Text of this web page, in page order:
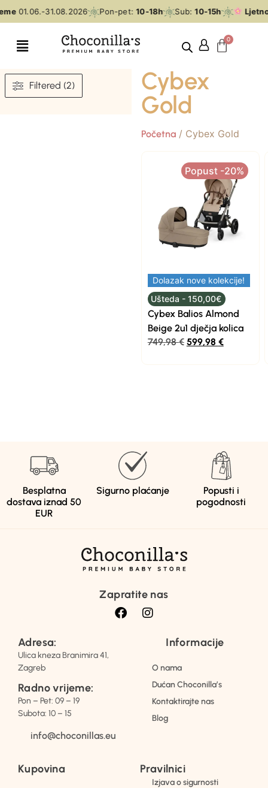
01.06.-31.08.2026 Pon-pet: 10-18h Sub: 10-15h
Filtered (2)
Cybex
Gold
Početna/ Cybex Gold
Popust -20%
Dolazak nove kolekcije!
Ušteda - 150,00€
Cybex Balios Almond
Beige 2u1 dječja kolica
749,98€ 599,98 €
Besplatna
dostava iznad 50
EUR
Sigurno plaćanje
Popusti i
pogodnosti
Zapratite nas
Adresa:
Ulica kneza Branimira 41,
Zagreb
Radno vrijeme:
Pon – Pet: 09 – 19
Subota: 10 – 15
info@choconillas.eu
Informacije
O nama
Dućan Choconilla’s
Kontaktirajte nas
Blog
Kupovina Pravilnici
Izjava o sigurnosti